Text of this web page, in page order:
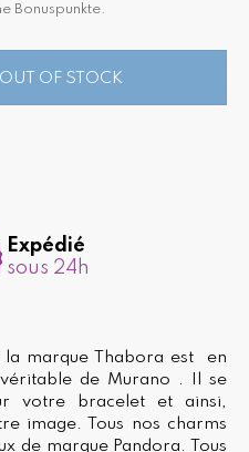
Bonuspunkte.
OUT OF STOCK
Expédié
sous 24h
marque Thabora est en
de Murano . Il se
votre bracelet et ainsi,
image. Tous nos charms
de marque Pandora. Tous